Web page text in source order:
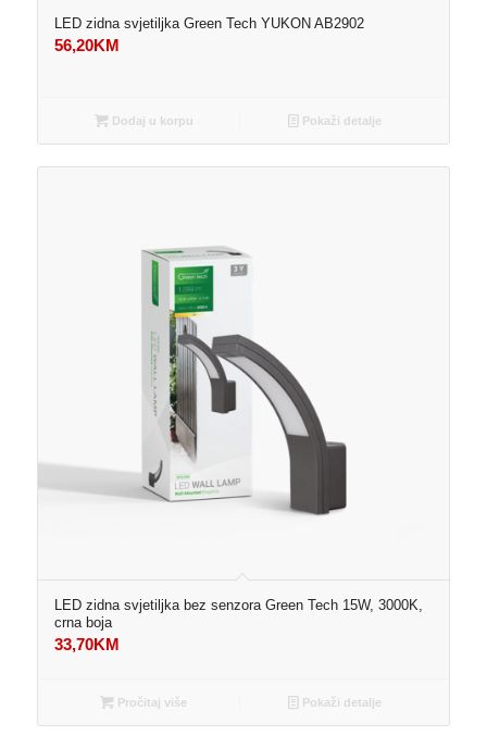
LED zidna svjetiljka Green Tech YUKON AB2902
56,20KM
Dodaj u korpu Pokaži detalje
LED zidna svjetiljka bez senzora Green Tech 15W, 3000K,
crna boja
33,70KM
Pročitaj više Pokaži detalje